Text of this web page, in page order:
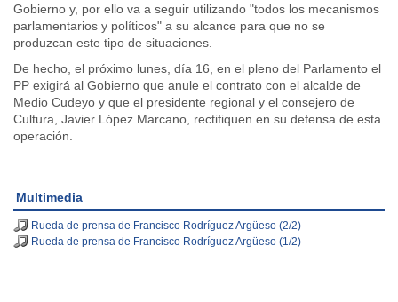
Gobierno y, por ello va a seguir utilizando "todos los mecanismos
parlamentarios y políticos" a su alcance para que no se
produzcan este tipo de situaciones.
De hecho, el próximo lunes, día 16, en el pleno del Parlamento el
PP exigirá al Gobierno que anule el contrato con el alcalde de
Medio Cudeyo y que el presidente regional y el consejero de
Cultura, Javier López Marcano, rectifiquen en su defensa de esta
operación.
Multimedia
Rueda de prensa de Francisco Rodríguez Argüeso (2/2)
Rueda de prensa de Francisco Rodríguez Argüeso (1/2)